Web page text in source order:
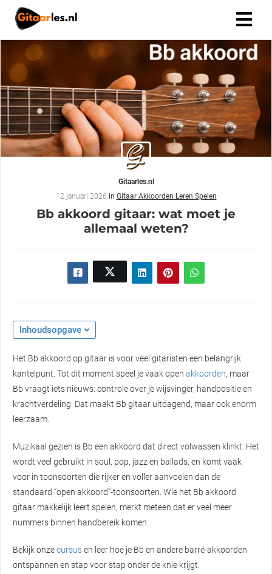
Gitaarles.nl
12 januari 2026 in Gitaar Akkoorden Leren Spelen
Bb akkoord gitaar: wat moet je
allemaal weten?
Inhoudsopgave
Het Bb akkoord op gitaar is voor veel gitaristen een belangrijk
kantelpunt. Tot dit moment speel je vaak open akkoorden, maar
Bb vraagt iets nieuws: controle over je wijsvinger, handpositie en
krachtverdeling. Dat maakt Bb gitaar uitdagend, maar ook enorm
leerzaam.
Muzikaal gezien is Bb een akkoord dat direct volwassen klinkt. Het
wordt veel gebruikt in soul, pop, jazz en ballads, en komt vaak
voor in toonsoorten die rijker en voller aanvoelen dan de
standaard “open akkoord”-toonsoorten. Wie het Bb akkoord
gitaar makkelijk leert spelen, merkt meteen dat er veel meer
nummers binnen handbereik komen.
Bekijk onzecursusen leer hoe je Bb en andere barré-akkoorden
ontspannen en stap voor stap onder de knie krijgt.